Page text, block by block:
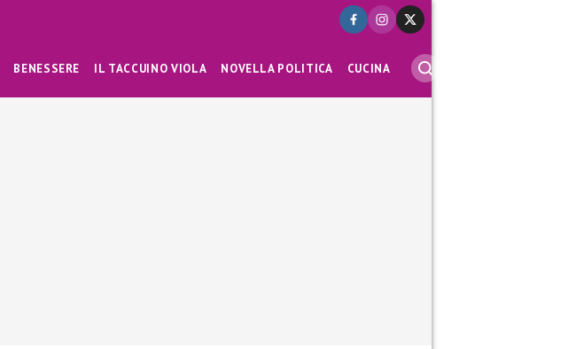
BENESSERE IL TACCUINO VIOLA NOVELLA POLITICA CUCINA